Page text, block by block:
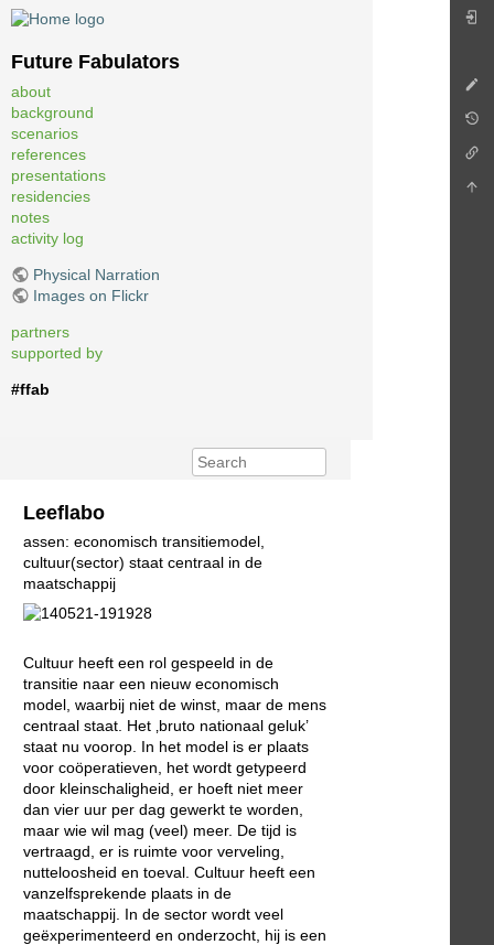
Future Fabulators
about
background
scenarios
references
presentations
residencies
notes
activity log
Physical Narration
Images on Flickr
partners
supported by
#ffab
Leeflabo
assen: economisch transitiemodel,
cultuur(sector) staat centraal in de
maatschappij
Cultuur heeft een rol gespeeld in de
transitie naar een nieuw economisch
model, waarbij niet de winst, maar de mens
centraal staat. Het ‚bruto nationaal geluk’
staat nu voorop. In het model is er plaats
voor coöperatieven, het wordt getypeerd
door kleinschaligheid, er hoeft niet meer
dan vier uur per dag gewerkt te worden,
maar wie wil mag (veel) meer. De tijd is
vertraagd, er is ruimte voor verveling,
nutteloosheid en toeval. Cultuur heeft een
vanzelfsprekende plaats in de
maatschappij. In de sector wordt veel
geëxperimenteerd en onderzocht, hij is een